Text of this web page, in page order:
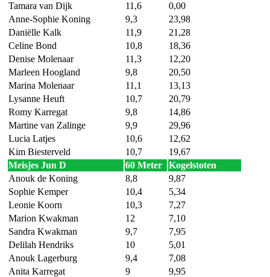
Tamara van Dijk
11,6
0,00
Anne-Sophie Koning
9,3
23,98
Daniëlle Kalk
11,9
21,28
Celine Bond
10,8
18,36
Denise Molenaar
11,3
12,20
Marleen Hoogland
9,8
20,50
Marina Molenaar
11,1
13,13
Lysanne Heuft
10,7
20,79
Romy Karregat
9,8
14,86
Martine van Zalinge
9,9
29,96
Lucia Latjes
10,6
12,62
Kim Biesterveld
10,7
19,67
Meisjes Jun D
60 Meter
Kogelstoten
Anouk de Koning
8,8
9,87
Sophie Kemper
10,4
5,34
Leonie Koorn
10,3
7,27
Marion Kwakman
12
7,10
Sandra Kwakman
9,7
7,95
Delilah Hendriks
10
5,01
Anouk Lagerburg
9,4
7,08
Anita Karregat
9
9,95